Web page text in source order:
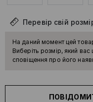
Перевір свій
На даний момент цей
Виберіть розмір, який вас
сповіщення про його